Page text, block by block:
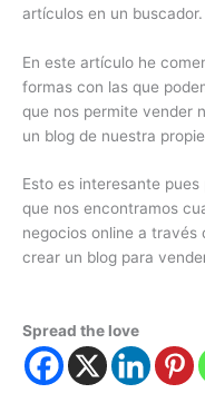
artículos en un buscador.
En este artículo he
formas con las que
que nos permite vender
un blog de nuestra
Esto es interesante
que nos encontramos
negocios online a través
crear un blog para vende
Spread the love